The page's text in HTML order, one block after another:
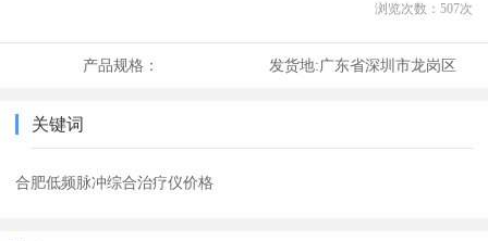
浏览次数： 507次
产品规格： 发货地:广东省深圳市龙岗区
关键词
合肥低频脉冲综合治疗仪价格